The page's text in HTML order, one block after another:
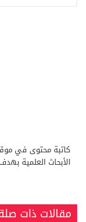
كاتبة محتوى في
الأبحاث العلمية
مقالات ذات